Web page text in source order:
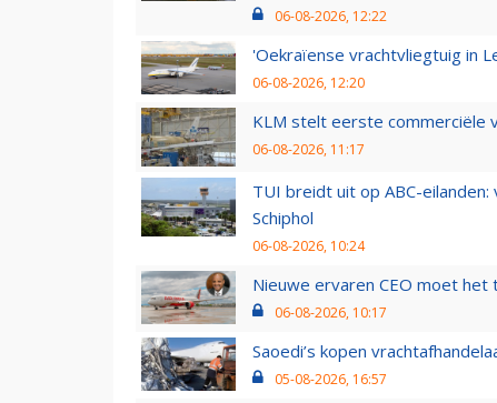
06-08-2026, 12:22
'Oekraïense vrachtvliegtuig in
06-08-2026, 12:20
KLM stelt eerste commerciële
06-08-2026, 11:17
TUI breidt uit op ABC-
Schiphol
06-08-2026, 10:24
Nieuwe ervaren CEO moet
06-08-2026, 10:17
Saoedi’s kopen
05-08-2026, 16:57